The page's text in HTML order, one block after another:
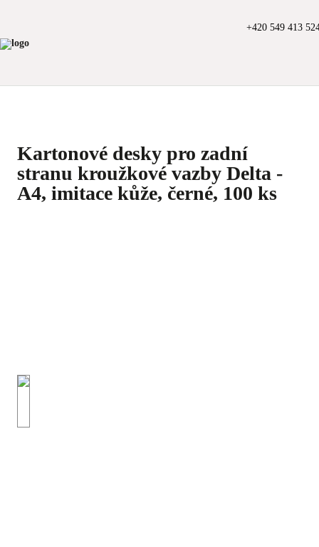
+420 549 413
Kartonové desky pro zadní
stranu kroužkové vazby Delta -
A4, imitace kůže, černé, 100 ks